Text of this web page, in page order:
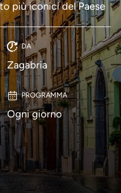
più iconici del Paese
DA
Zagabria
PROGRAMMA
Ogni giorno